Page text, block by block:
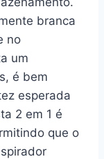
branca
no
um
é bem
esperada
2 em 1 é
que o